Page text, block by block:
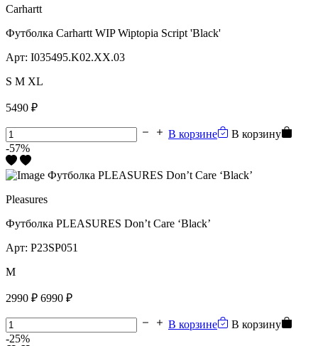
Carhartt
Футболка Carhartt WIP Wiptopia Script 'Black'
Арт: I035495.K02.XX.03
S M XL
5490 ₽
В корзине
В корзину
-57%
Pleasures
Футболка PLEASURES Don’t Care ‘Black’
Арт: P23SP051
M
2990 ₽ 6990 ₽
В корзине
В корзину
-25%